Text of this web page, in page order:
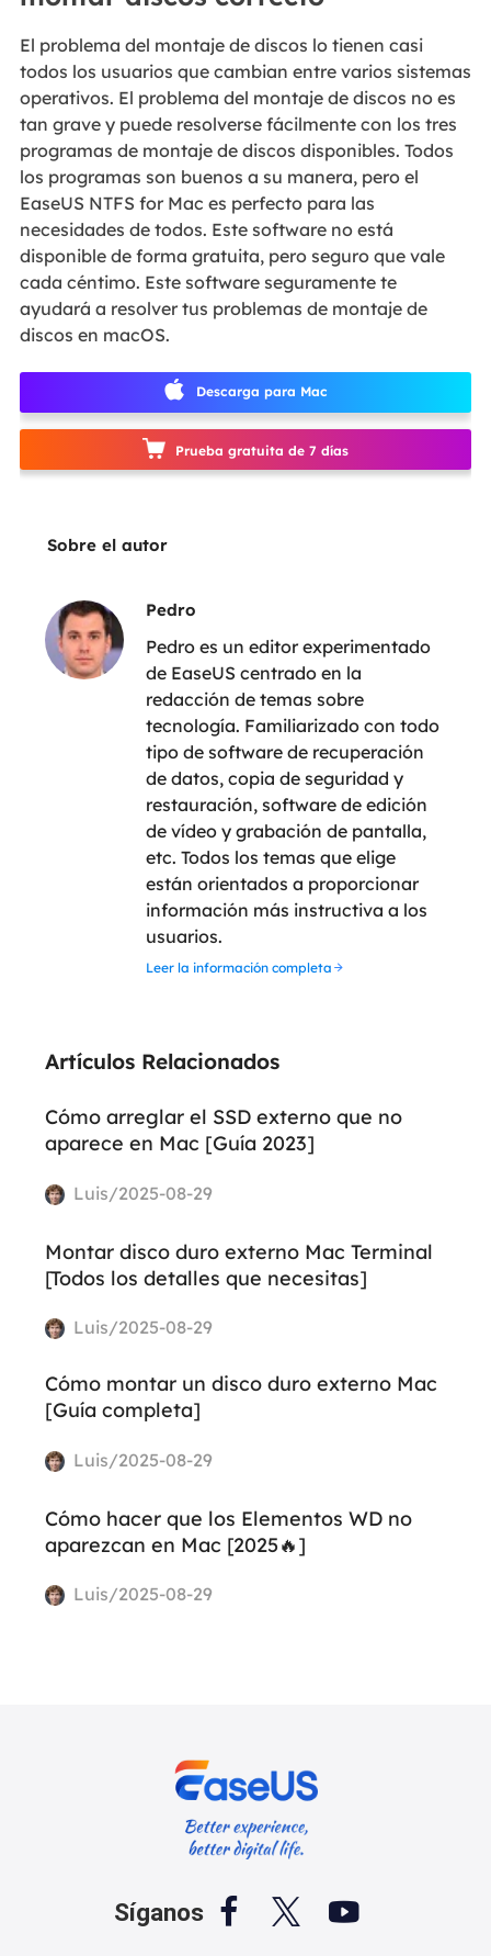
El problema del montaje de discos lo tienen casi
todos los usuarios que cambian entre varios sistemas
operativos. El problema del montaje de discos no es
tan grave y puede resolverse fácilmente con los tres
programas de montaje de discos disponibles. Todos
los programas son buenos a su manera, pero el
EaseUS NTFS for Mac es perfecto para las
necesidades de todos. Este software no está
disponible de forma gratuita, pero seguro que vale
cada céntimo. Este software seguramente te
ayudará a resolver tus problemas de montaje de
discos en macOS.
Descarga para Mac
Prueba gratuita de 7 días
Sobre el autor
Pedro
Pedro es un editor experimentado
de EaseUS centrado en la
redacción de temas sobre
tecnología. Familiarizado con todo
tipo de software de recuperación
de datos, copia de seguridad y
restauración, software de edición
de vídeo y grabación de pantalla,
etc. Todos los temas que elige
están orientados a proporcionar
información más instructiva a los
usuarios.
Leer la información completa
Artículos Relacionados
Cómo arreglar el SSD externo que no
aparece en Mac [Guía 2023]
Luis/2025-08-29
Montar disco duro externo Mac Terminal
[Todos los detalles que necesitas]
Luis/2025-08-29
Cómo montar un disco duro externo Mac
[Guía completa]
Luis/2025-08-29
Cómo hacer que los Elementos WD no
aparezcan en Mac [2025🔥]
Luis/2025-08-29
Síganos   